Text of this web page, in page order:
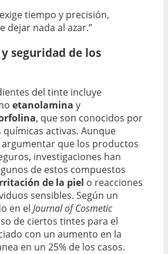
tiempo y precisión,
dejar nada al azar.”
seguridad de los
del tinte incluye
etanolamina y
, que son conocidos por
activas. Aunque
que los productos
investigaciones han
de estos compuestos
de la piel o reacciones
sensibles. Según un
en el Journal of Cosmetic
de ciertos tintes para el
con un aumento en la
en un 25% de los casos.